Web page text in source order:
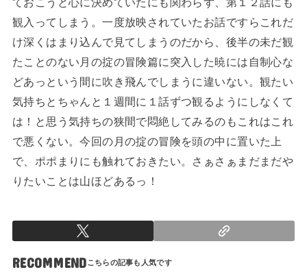
観入ってしまう。一度放映されていたお話ですらこれだ
け深くはまり込んで見てしまうのだから、後半の未だ観
たことのない月の掟の冒険篇に突入した暁には自制心な
どあっという間に吹き飛んでしまうに違いない。観たい
気持ちとちゃんと１週間に１話ずつ観るようにしなくて
は！と思う気持ちの狭間で悶絶してみるのもこれはこれ
で悪くない。今回の月の掟の冒険を頭の中に置いた上
で、ポポまりにも触れておきたい。さぁさぁまだまだや
りたいことは山ほどあるっ！
RECOMMEND